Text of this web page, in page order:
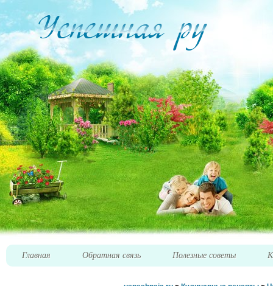
Главная Обратная связь Полезные советы